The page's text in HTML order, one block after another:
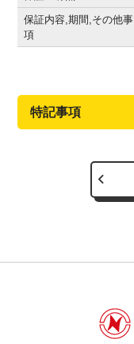
保証内容,期間,その他事
項
特記事項